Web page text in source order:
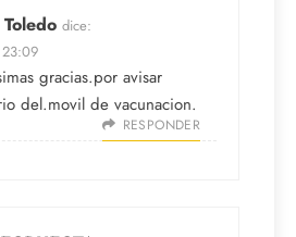
dice:
gracias.por avisar
del.movil de vacunacion.
RESPONDER